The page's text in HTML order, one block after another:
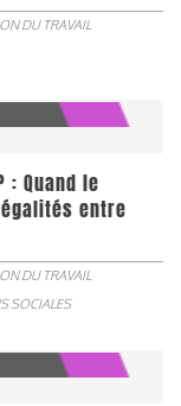
DU TRAVAIL
: Quand le
entre
DU TRAVAIL
SOCIALES